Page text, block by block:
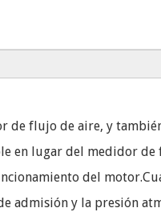
flujo de aire, y
en lugar del medidor
del
admisión y la presión